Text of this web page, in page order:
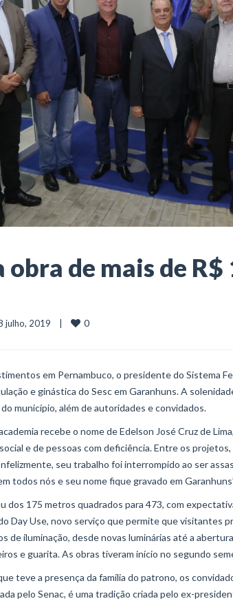
obra de mais de
18 julho, 2019    |
0
em Pernambuco, o presidente do Sistema
e ginástica do Sesc em Garanhuns. A
município, além de autoridades e convidados.
recebe o nome de Edelson José Cruz de
e de pessoas com deficiência. Entre os
seu trabalho foi interrompido ao ser
todos nós e seu nome fique gravado em
dos 175 metros quadrados para 473, com
Day Use, novo serviço que permite que visitantes
iluminação, desde novas luminárias até a
e guarita. As obras tiveram início no segundo
teve a presença da família do patrono, os
pelo Senac, é uma tradição criada pelo ex-